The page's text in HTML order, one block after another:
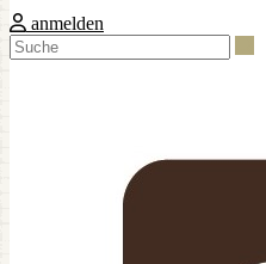
anmelden